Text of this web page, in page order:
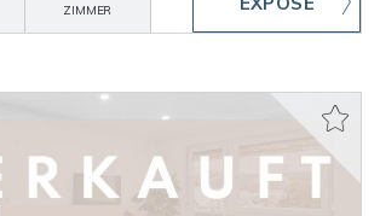
ZIMMER